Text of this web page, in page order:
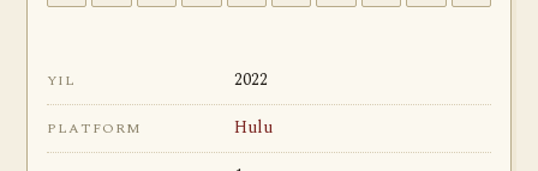
YIL 2022
PLATFORM Hulu